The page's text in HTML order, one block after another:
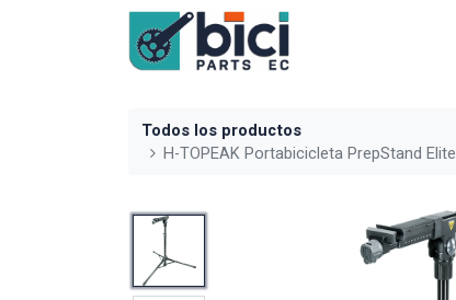
Todos los productos
H-TOPEAK Portabicicleta PrepStand